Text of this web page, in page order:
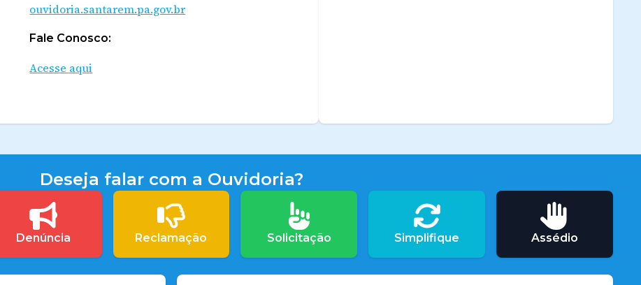
ouvidoria.santarem.pa.gov.br
Fale Conosco:
Acesse aqui
Deseja falar com a Ouvidoria?
Denúncia Reclamação Solicitação Simplifique Assédio